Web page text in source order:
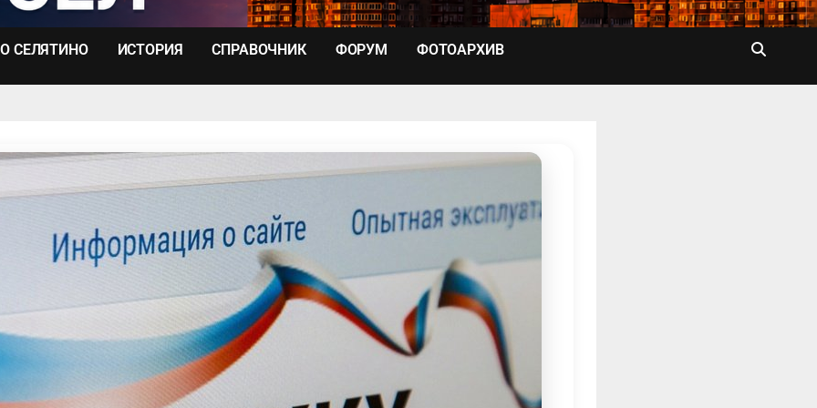
О СЕЛЯТИНО ИСТОРИЯ СПРАВОЧНИК ФОРУМ ФОТОАРХИВ